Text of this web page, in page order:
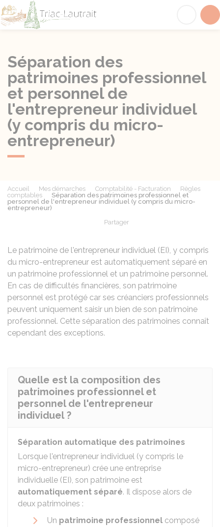
Séparation des
patrimoines professionnel
et personnel de
l'entrepreneur individuel
(y compris du micro-
entrepreneur)
Accueil Mes démarches Comptabilité - Facturation
Règles
comptables
Séparation des patrimoines professionnel et
personnel de l'entrepreneur individuel (y compris du micro-
entrepreneur)
Partager
Le patrimoine de l'entrepreneur individuel (EI), y compris
du micro-entrepreneur est automatiquement séparé en
un patrimoine professionnel et un patrimoine personnel.
En cas de difficultés financières, son patrimoine
personnel est protégé car ses créanciers professionnels
peuvent uniquement saisir un bien de son patrimoine
professionnel. Cette séparation des patrimoines connaît
cependant des exceptions.
Quelle est la composition des
patrimoines professionnel et
personnel de l'entrepreneur
individuel ?
Séparation automatique des patrimoines
Lorsque l'entrepreneur individuel (y compris le
micro-entrepreneur) crée une entreprise
individuelle (EI), son patrimoine est
automatiquement séparé. Il dispose alors de
deux patrimoines :
Un patrimoine professionnel composé